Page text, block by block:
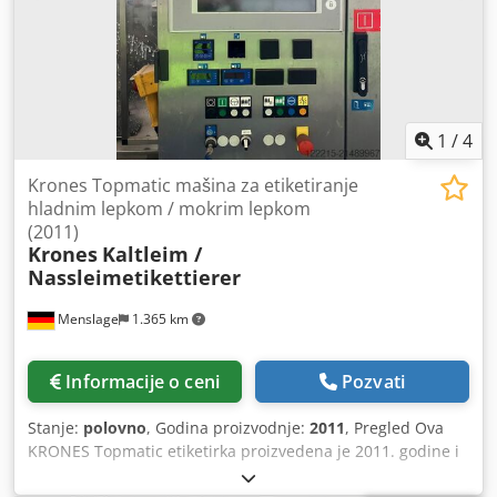
1 /4
Menslage 1.365 km
Krones Topmatic mašina za etiketiranje
hladnim lepkom / mokrim lepkom
(2011)
Krones Kaltleim /
Nassleimetikettierer
Informacije o ceni Pozvati
Stanje: polovno, Godina proizvodnje: 2011, Pregled Ova
KRONES Topmatic etiketirka proizvedena je 2011. godine i
prethodno je korišćena u proizvodnoj liniji za povratnu